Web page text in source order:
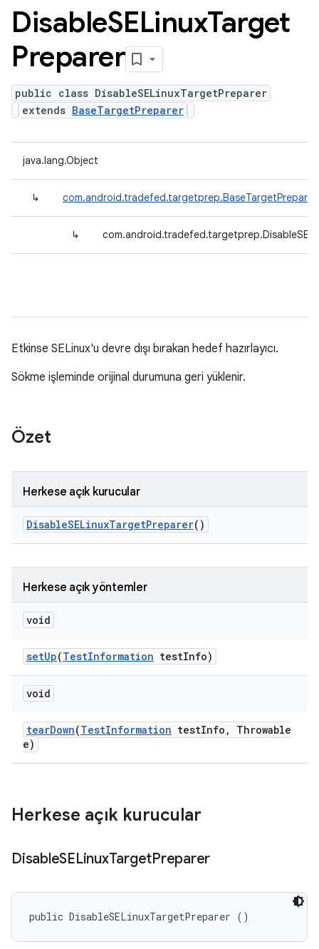
DisableSELinuxTarget
Preparer
public class DisableSELinuxTargetPreparer
extends BaseTargetPreparer
java.lang.Object
↳ com.android.tradefed.targetprep.BaseTargetPreparer
↳
Etkinse SELinux'u devre dışı bırakan hedef hazırlayıcı.
Sökme işleminde orijinal durumuna geri yüklenir.
Özet
Herkese açık kurucular
DisableSELinuxTargetPreparer()
Herkese açık yöntemler
void
setUp(TestInformation testInfo)
void
tearDown(TestInformation testInfo ,
Throwable
e)
Herkese açık kurucular
DisableSELinuxTargetPreparer
public DisableSELinuxTargetPreparer ()